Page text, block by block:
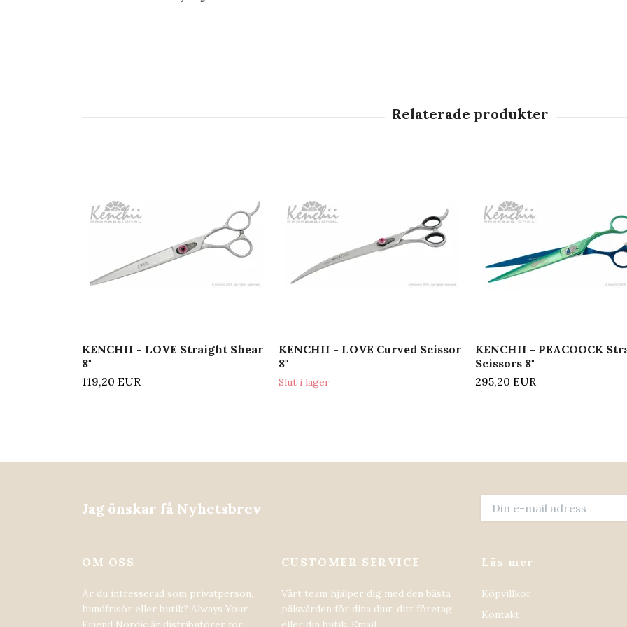
KENCHII - LOVE Straight Shear
8"
119,20 EUR
KENCHII - LOVE Curved Scissor
8"
Slut i lager
KENCHII - PEACOOCK
Scissors 8"
295,20 EUR
Jag önskar få Nyhetsbrev
OM OSS
Är du intresserad som privatperson,
hundfrisör eller butik? Always Your
Friend Nordic är distributörer för
CUSTOMER SERVICE
Vårt team hjälper dig med den bästa
pälsvården för dina djur, ditt företag
eller din butik. Email
Läs mer
Köpvillkor
Kontakt